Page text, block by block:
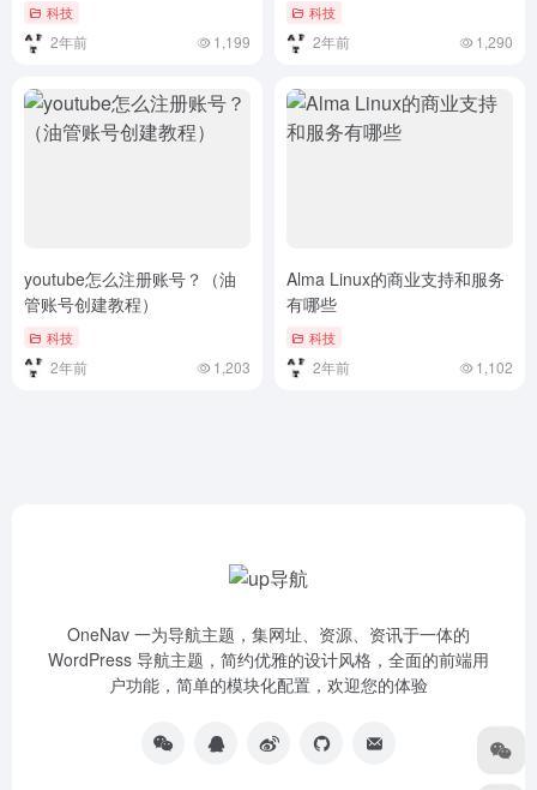
科技
2年前 1,199
科技
2年前 1,290
youtube怎么注册账号？（油
管账号创建教程）
科技
2年前 1,203
Alma Linux的商业支持和服务
有哪些
科技
2年前 1,102
OneNav 一为导航主题，集网址、资源、资讯于一体的
WordPress 导航主题，简约优雅的设计风格，全面的前端用
户功能，简单的模块化配置，欢迎您的体验